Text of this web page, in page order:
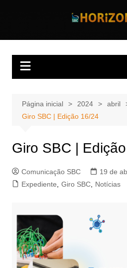
Página inicial 2024
abril
Giro SBC | Edição 16/24
Giro SBC |
Comunicação SBC
19 de
Expediente
Giro SBC, Notícias